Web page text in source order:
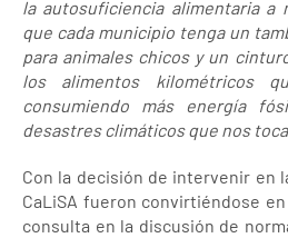
la autosuficiencia alimentaria a
que cada municipio tenga un
para animales chicos y un
los alimentos kilométricos
consumiendo más energía
desastres climáticos que nos toca
Con la decisión de intervenir en
CaLiSA fueron convirtiéndose
consulta en la discusión de